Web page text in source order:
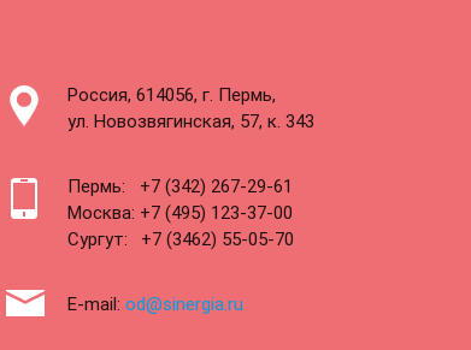
Россия, 614056, г. Пермь,
ул. Новозвягинская, 57, к. 343
Пермь:
+7 (342) 267-29-61
Москва: +7 (495) 123-37-00
Сургут:
+7 (3462) 55-05-70
E-mail: od@sinergia.ru